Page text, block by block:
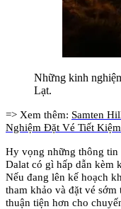
Những kinh
Lạt.
=> Xem thêm: Samten
Nghiệm Đặt Vé Tiết Kiệm
Hy vọng những thông tin
Dalat có gì hấp dẫn kèm
Nếu đang lên kế hoạch
tham khảo và đặt vé sớm
thuận tiện hơn cho